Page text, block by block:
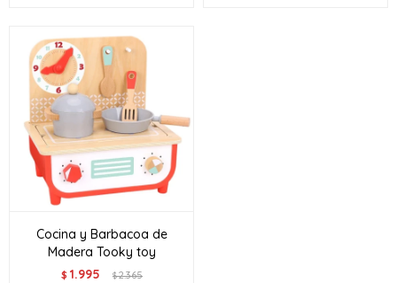
Cocina y Barbacoa de
Madera Tooky toy
$ 1.995 $2.365